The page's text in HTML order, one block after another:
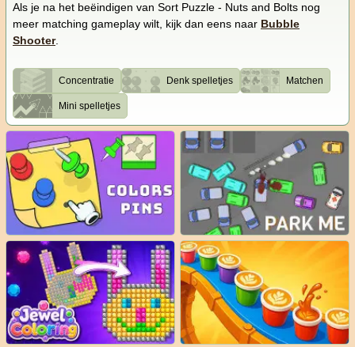
Als je na het beëindigen van Sort Puzzle - Nuts and Bolts nog
meer matching gameplay wilt, kijk dan eens naar Bubble
Shooter.
Concentratie Denk spelletjes Matchen
Mini spelletjes